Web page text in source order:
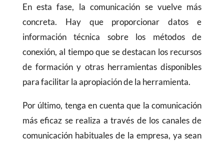
En esta fase, la comunicación se vuelve más
concreta. Hay que proporcionar datos e
información técnica sobre los métodos de
conexión, al tiempo que se destacan los recursos
de formación y otras herramientas disponibles
para facilitar la apropiación de la herramienta.
Por último, tenga en cuenta que la comunicación
más eficaz se realiza a través de los canales de
comunicación habituales de la empresa, ya sean